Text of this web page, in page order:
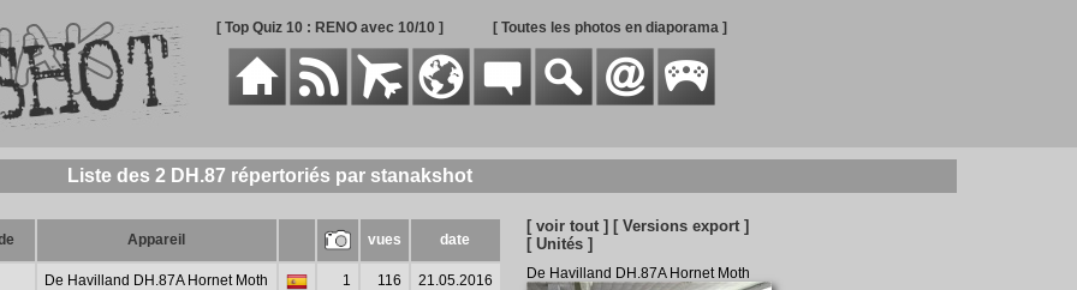
[ Top Quiz 10 : RENO avec 10/10 ] [ Toutes les photos en diaporama ]
Liste des 2 DH.87 répertoriés par stanakshot
Appareil vues date
De Havilland DH.87A Hornet Moth 1 116 21.05.2016
[ voir tout ] [ Versions export ]
[ Unités ]
De Havilland DH.87A Hornet Moth